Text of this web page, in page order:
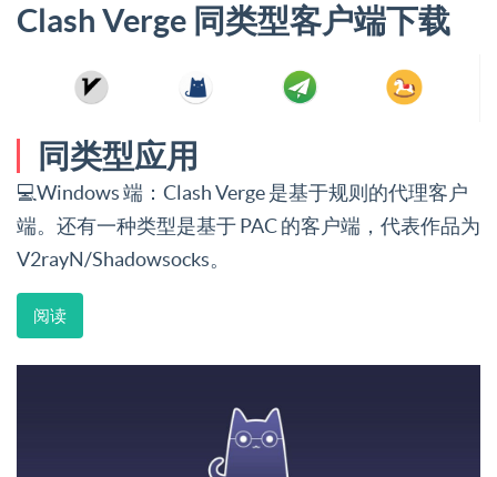
Clash Verge 同类型客户端下载
同类型应用
💻Windows 端：Clash Verge 是基于规则的代理客户
端。还有一种类型是基于 PAC 的客户端，代表作品为
V2rayN/Shadowsocks。
阅读